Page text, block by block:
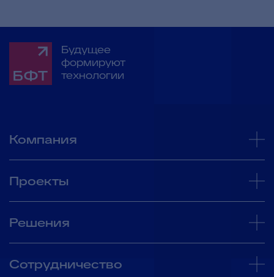
Будущее
формируют
технологии
Компания
Проекты
Решения
Сотрудничество